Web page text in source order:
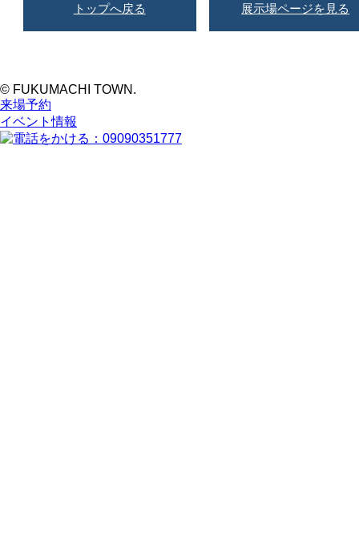
トップへ戻る 展示場ページを見る
© FUKUMACHI TOWN.
来場予約
イベント情報